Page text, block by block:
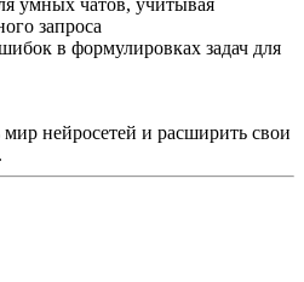
запроса
в формулировках задач для
нейросетей и расширить свои